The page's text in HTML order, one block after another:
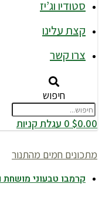
סטודיו וג’יז
קצת עלינו
צרו קשר
חיפוש
$0.00
0 עגלת קניות
מתכונים חמים מהתנור
קרמבו טבעוני מושחת